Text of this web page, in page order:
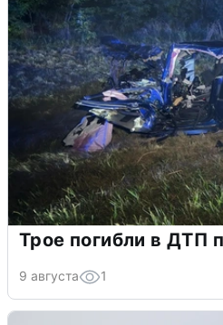
Трое погибли в ДТП
9 августа 1